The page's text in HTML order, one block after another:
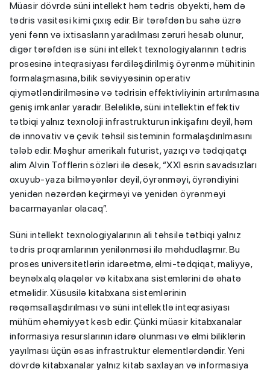
Müasir dövrdə süni intellekt həm tədris obyekti, həm də
tədris vasitəsi kimi çıxış edir. Bir tərəfdən bu sahə üzrə
yeni fənn və ixtisasların yaradılması zəruri hesab olunur,
digər tərəfdən isə süni intellekt texnologiyalarının tədris
prosesinə inteqrasiyası fərdiləşdirilmiş öyrənmə mühitinin
formalaşmasına, bilik səviyyəsinin operativ
qiymətləndirilməsinə və tədrisin effektivliyinin artırılmasına
geniş imkanlar yaradır. Beləliklə, süni intellektin effektiv
tətbiqi yalnız texnoloji infrastrukturun inkişafını deyil, həm
də innovativ və çevik təhsil sisteminin formalaşdırılmasını
tələb edir. Məşhur amerikalı futurist, yazıçı və tədqiqatçı
alim Alvin Tofflerin sözləri ilə desək, “XXI əsrin savadsızları
oxuyub-yaza bilməyənlər deyil, öyrənməyi, öyrəndiyini
yenidən nəzərdən keçirməyi və yenidən öyrənməyi
bacarmayanlar olacaq”.
Süni intellekt texnologiyalarının ali təhsilə tətbiqi yalnız
tədris proqramlarının yenilənməsi ilə məhdudlaşmır. Bu
proses universitetlərin idarəetmə, elmi-tədqiqat, maliyyə,
beynəlxalq əlaqələr və kitabxana sistemlərini də əhatə
etməlidir. Xüsusilə kitabxana sistemlərinin
rəqəmsallaşdırılması və süni intellektlə inteqrasiyası
mühüm əhəmiyyət kəsb edir. Çünki müasir kitabxanalar
informasiya resurslarının idarə olunması və elmi biliklərin
yayılması üçün əsas infrastruktur elementlərdəndir. Yeni
dövrdə kitabxanalar yalnız kitab saxlayan və informasiya